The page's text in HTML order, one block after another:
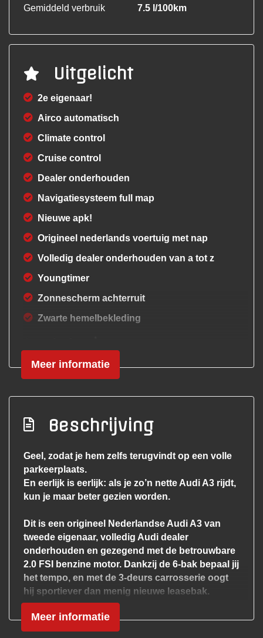
Gemiddeld verbruik
7.5 l/100km
Uitgelicht
2e eigenaar!
Airco automatisch
Climate control
Cruise control
Dealer onderhouden
Navigatiesysteem full map
Nieuwe apk!
Origineel nederlands voertuig met nap
Volledig dealer onderhouden van a tot z
Youngtimer
Zonnescherm achterruit
Zwarte hemelbekleding
Interieur
Achterbank in delen neerklapbaar
Bestuurdersstoel in hoogte verstelbaar
Climate control
Elektrische ramen voor
Lederen versnellingspook
Lederen/stof bekleding
Middenarmsteun voor
Passagiersstoel in hoogte verstelbaar
Stuur en versnellingspook (kunst)leder
Meer informatie
Beschrijving
Geel, zodat je hem zelfs terugvindt op een volle
parkeerplaats.
En eerlijk is eerlijk: als je zo’n nette Audi A3 rijdt,
kun je maar beter gezien worden.
Dit is een origineel Nederlandse Audi A3 van
tweede eigenaar, volledig Audi dealer
onderhouden en gezegend met de betrouwbare
2.0 FSI benzine motor. Dankzij de 6-bak bepaal jij
het tempo, en met de 3-deurs carrosserie oogt
hij sportiever dan menig nieuwe leasebak.
Binnenin geen basis-ellende, maar een
sportinterieur met zwarte hemel, geperforeerd
Meer informatie